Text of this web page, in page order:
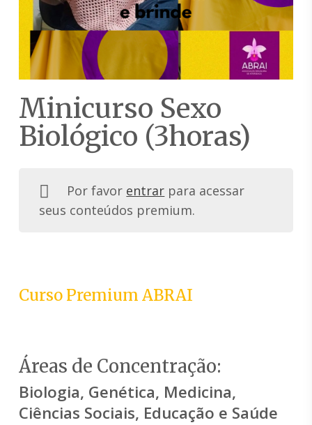
Minicurso Sexo
Biológico (3horas)
Por favor entrar para acessar
seus conteúdos premium.
Curso Premium ABRAI
Áreas de Concentração:
Biologia, Genética, Medicina,
Ciências Sociais, Educação e Saúde